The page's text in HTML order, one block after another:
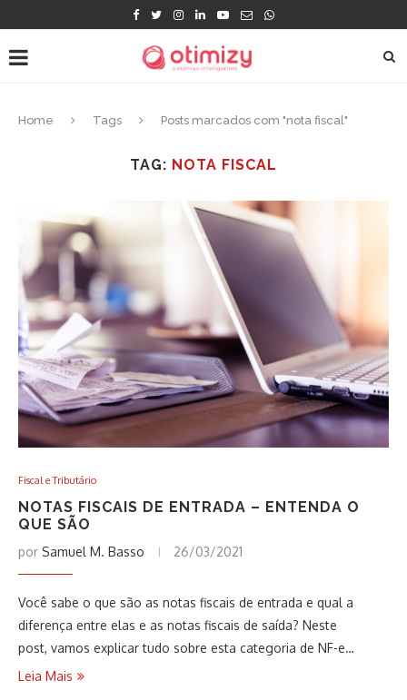
Home Tags Posts marcados com "nota fiscal"
TAG: NOTA FISCAL
Fiscal e Tributário
NOTAS FISCAIS DE ENTRADA – ENTENDA O
QUE SÃO
por Samuel M. Basso 26/03/2021
Você sabe o que são as notas fiscais de entrada e qual a
diferença entre elas e as notas fiscais de saída? Neste
post, vamos explicar tudo sobre esta categoria de NF-e…
Leia Mais